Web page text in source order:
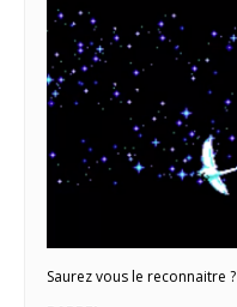
Saurez vous le reconnaitre ?